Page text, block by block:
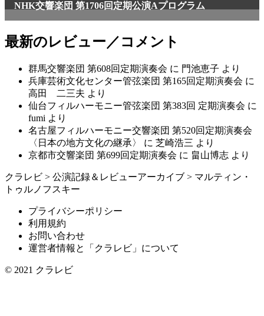
NHK交響楽団 第1706回定期公演Aプログラム
最新のレビュー／コメント
群馬交響楽団 第608回定期演奏会 に 門池恵子 より
兵庫芸術文化センター管弦楽団 第165回定期演奏会 に
高田 二三夫 より
仙台フィルハーモニー管弦楽団 第383回 定期演奏会 に
fumi より
名古屋フィルハーモニー交響楽団 第520回定期演奏会
〈日本の地方文化の継承〉
に 芝崎浩三 より
京都市交響楽団 第699回定期演奏会 に 畠山博志 より
クラレビ > 公演記録＆レビューアーカイブ > マルティン・
トゥルノフスキー
プライバシーポリシー
利用規約
お問い合わせ
運営者情報と「クラレビ」について
© 2021 クラレビ